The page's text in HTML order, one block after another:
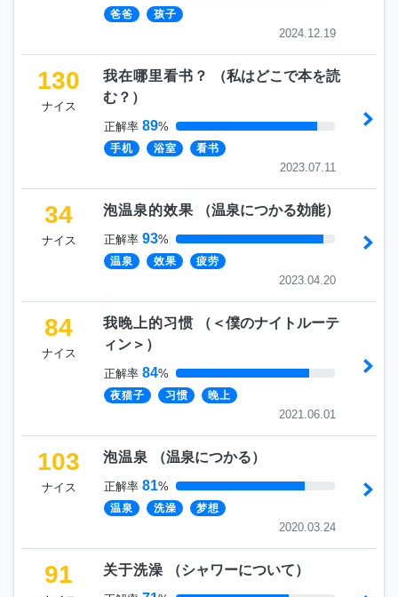
爸爸 孩子
2024.12.19
130
ナイス
我在哪里看书？ （私はどこで本を読
む？ ）
正解率 89%
手机 浴室 看书
2023.07.11
34
ナイス
泡温泉的效果 （温泉につかる効能）
正解率 93%
温泉 效果 疲劳
2023.04.20
84
ナイス
我晚上的习惯 （ ＜僕のナイトルーテ
ィン＞ ）
正解率 84%
夜猫子 习惯 晚上
2021.06.01
103
ナイス
泡温泉 （温泉につかる）
正解率 81%
温泉 洗澡 梦想
2020.03.24
91 关于洗澡 （シャワーについて）